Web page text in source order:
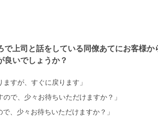
上司と話をしている同僚あてにお客様か
良いでしょうか？
すが、すぐに戻ります」
で、少々お待ちいただけますか？」
、少々お待ちいただけますか？」